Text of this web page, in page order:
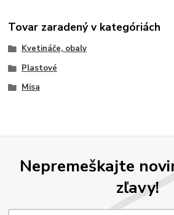
Tovar zaradený v kategóriách
Kvetináče, obaly
Plastové
Misa
Nepremeškajte
zľavy!